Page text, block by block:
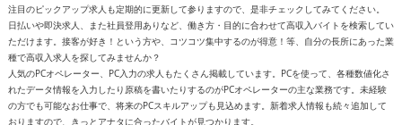
注目のピックアップ求人も定期的に更新して参りますので、是非チェックしてみてください。
日払いや即決求人、また社員登用ありなど、働き方・目的に合わせて高収入バイトを検索してい
ただけます。接客が好き！という方や、コツコツ集中するのが得意！等、自分の長所にあった業
種で高収入求人を探してみませんか？
人気のPCオペレーター、PC入力の求人もたくさん掲載しています。PCを使って、各種数値化さ
れたデータ情報を入力したり原稿を書いたりするのがPCオペレーターの主な業務です。未経験
の方でも可能なお仕事で、将来のPCスキルアップも見込めます。新着求人情報も続々追加して
おりますので、きっとアナタに合ったバイトが見つかります。